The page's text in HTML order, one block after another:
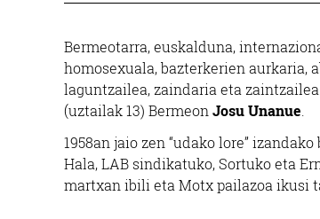
Bermeotarra, euskalduna,
homosexuala, bazterkerien aurkaria,
laguntzailea, zaindaria eta
(uztailak 13) Bermeon Josu Unanue
1958an jaio zen “udako lore”
Hala, LAB sindikatuko, Sortuko eta
martxan ibili eta Motx pailazoa ikusi